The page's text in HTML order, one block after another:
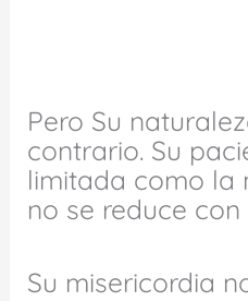
Pero Su
contrario. Su
limitada como la
no se reduce
Su misericordia